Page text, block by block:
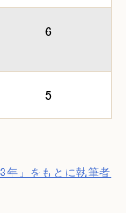
6
5
年」をもとに執筆者